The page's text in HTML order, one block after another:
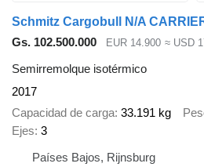
Gs. 102.500.000 EUR 14.900 ≈ USD
Semirremolque isotérmico
2017
Capacidad de carga 33.191 kg
Ejes 3
Países Bajos, Rijnsburg